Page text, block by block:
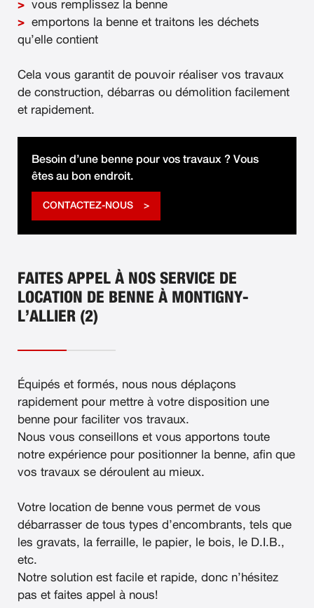
vous remplissez la benne
emportons la benne et traitons les déchets
qu’elle contient
Cela vous garantit de pouvoir réaliser vos travaux
de construction, débarras ou démolition facilement
et rapidement.
Besoin d’une benne pour vos travaux ? Vous
êtes au bon endroit.
CONTACTEZ-NOUS
FAITES APPEL À NOS SERVICE DE
LOCATION DE BENNE À MONTIGNY-
L’ALLIER (2)
Équipés et formés, nous nous déplaçons
rapidement pour mettre à votre disposition une
benne pour faciliter vos travaux.
Nous vous conseillons et vous apportons toute
notre expérience pour positionner la benne, afin que
vos travaux se déroulent au mieux.
Votre location de benne vous permet de vous
débarrasser de tous types d’encombrants, tels que
les gravats, la ferraille, le papier, le bois, le D.I.B.,
etc.
Notre solution est facile et rapide, donc n’hésitez
pas et faites appel à nous!